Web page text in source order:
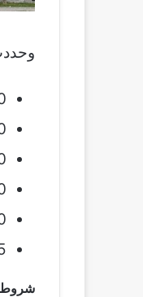
30 صيدليًا
50 مندوب
10
30 مساعد
10 موظفي كول
5 موظفي خدمة عملاء –
شروط